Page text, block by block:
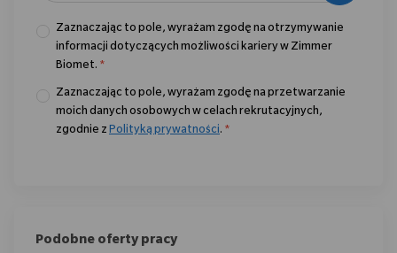
Zaznaczając to pole, wyrażam zgodę na otrzymywanie
informacji dotyczących możliwości kariery w Zimmer
Biomet. *
Zaznaczając to pole, wyrażam zgodę na przetwarzanie
moich danych osobowych w celach rekrutacyjnych,
zgodnie z Polityką prywatności. *
Podobne oferty pracy